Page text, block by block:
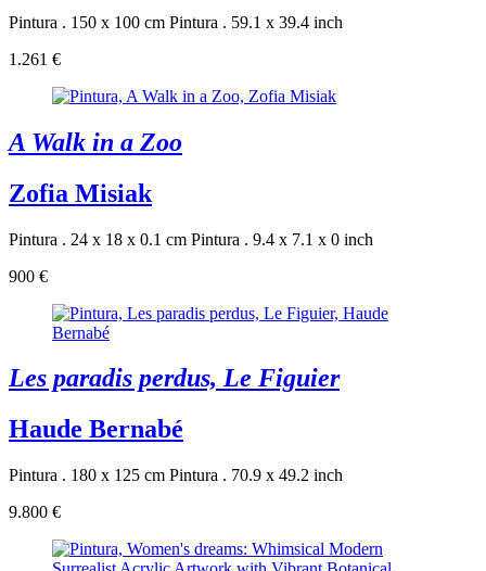
Pintura . 150 x 100 cm Pintura . 59.1 x 39.4 inch
1.261 €
A Walk in a Zoo
Zofia Misiak
Pintura . 24 x 18 x 0.1 cm Pintura . 9.4 x 7.1 x 0 inch
900 €
Les paradis perdus, Le Figuier
Haude Bernabé
Pintura . 180 x 125 cm Pintura . 70.9 x 49.2 inch
9.800 €